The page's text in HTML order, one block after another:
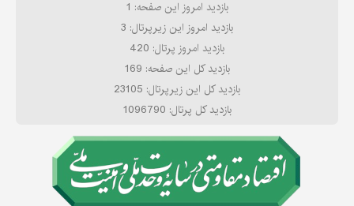
بازدید امروز این صفحه: 1
بازدید امروز این زیرپرتال: 3
بازدید امروز پرتال: 420
بازدید کل این صفحه: 169
بازدید کل این زیرپرتال: 23105
بازدید کل پرتال: 1096790